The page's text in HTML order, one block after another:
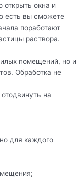
окна и
есть вы сможете
поработают
раствора.
помещений, но и
Обработка не
на
для каждого